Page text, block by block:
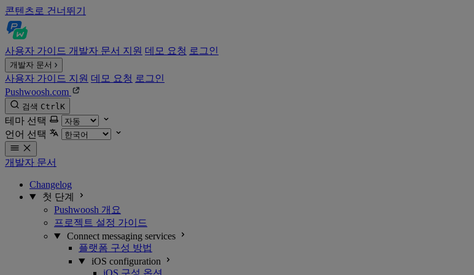
콘텐츠로 건너뛰기
사용자 가이드 개발자 문서 지원 데모 요청 로그인
개발자 문서
사용자 가이드 지원 데모 요청 로그인
Pushwoosh.com
검색 CtrlK
테마 선택
언어 선택
개발자 문서
Changelog
첫 단계
Pushwoosh 개요
프로젝트 설정 가이드
Connect messaging services
플랫폼 구성 방법
iOS configuration
iOS 구성 옵션